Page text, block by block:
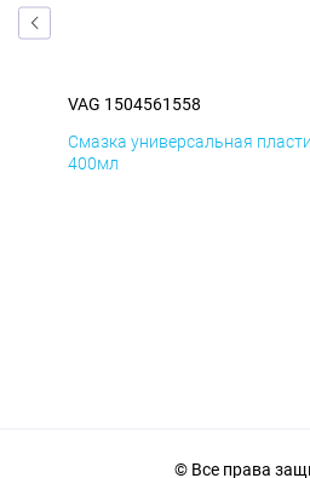
VAG 1504561558
Смазка универсальная
400мл
© Все права